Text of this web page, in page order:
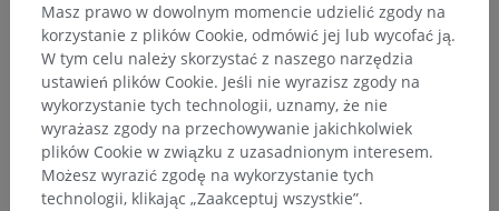
POBIERZ APLIKACJĘ
Masz prawo w dowolnym momencie udzielić zgody na
korzystanie z plików Cookie, odmówić jej lub wycofać ją.
W tym celu należy skorzystać z naszego narzędzia
ustawień plików Cookie. Jeśli nie wyrazisz zgody na
wykorzystanie tych technologii, uznamy, że nie
wyrażasz zgody na przechowywanie jakichkolwiek
plików Cookie w związku z uzasadnionym interesem.
Możesz wyrazić zgodę na wykorzystanie tych
technologii, klikając „Zaakceptuj wszystkie”.